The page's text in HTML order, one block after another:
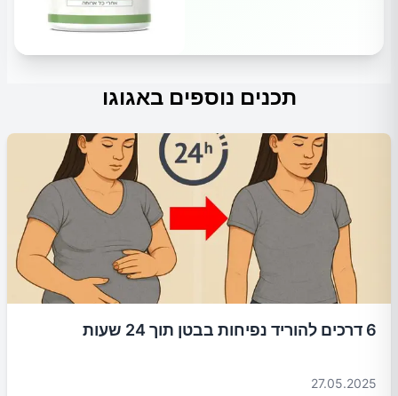
תכנים נוספים באגוגו
6 דרכים להוריד נפיחות בבטן תוך 24 שעות
27.05.2025